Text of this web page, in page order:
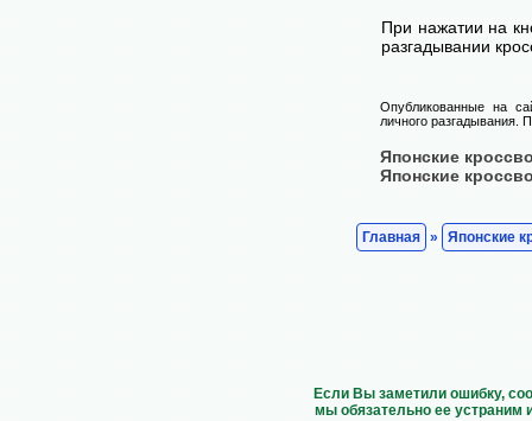
При нажатии на
разгадывании
Опубликованные на
личного разгадывания.
Японские
Японские
Главная » Японские
Если Вы заметили ошибку,
мы обязательно ее устраним